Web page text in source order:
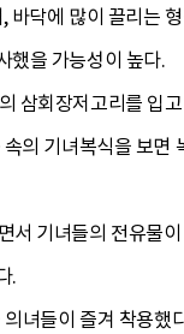
닥에 많이 끌리는
했을 가능성이 높다.
회장저고리를 입
의 기녀복식을 보면
서 기녀들의 전유물
.
들이 즐겨 착용했